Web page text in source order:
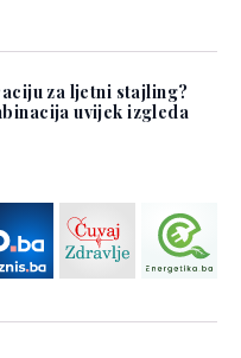
za ljetni stajling?
uvijek izgleda